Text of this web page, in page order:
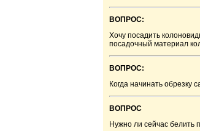
ВОПРОС:
Хочу посадить
посадочный материал
ВОПРОС:
Когда начинать обрезку
ВОПРОС
Нужно ли сейчас белить